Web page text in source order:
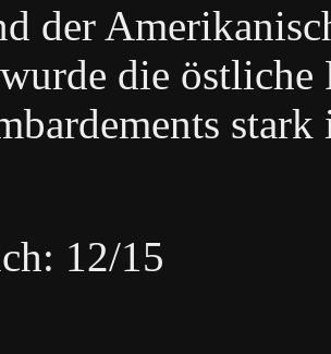
der
die östliche
12/15